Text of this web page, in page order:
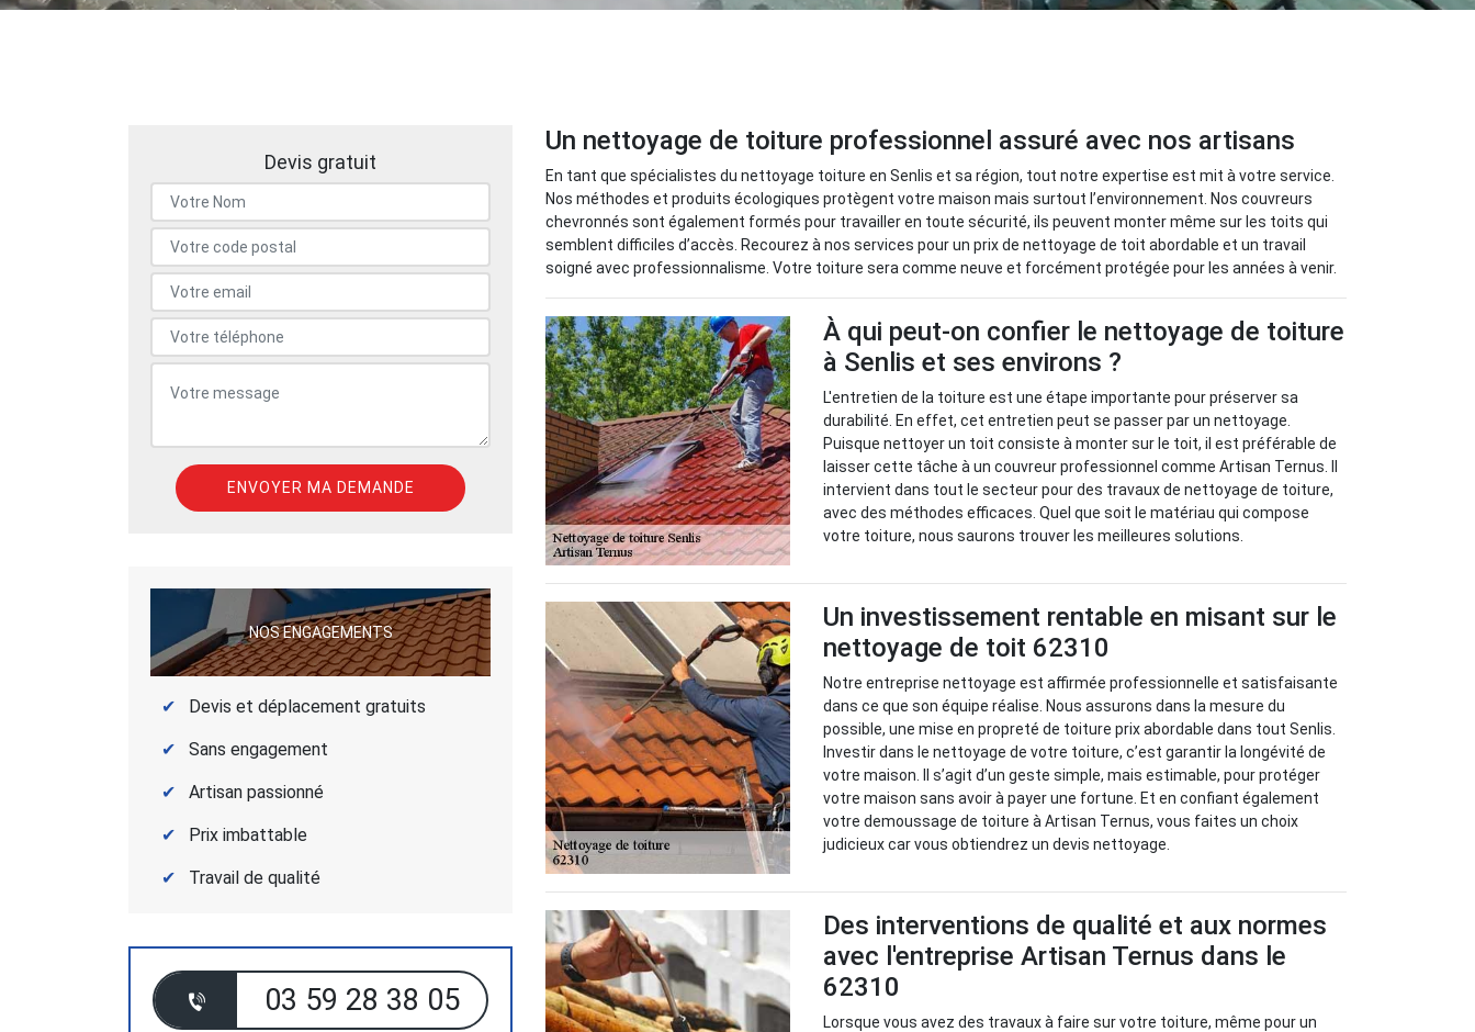
Devis gratuit
NOS ENGAGEMENTS
Devis et déplacement gratuits
Sans engagement
Artisan passionné
Prix imbattable
Travail de qualité
03 59 28 38 05
Un nettoyage de toiture professionnel assuré avec nos artisans
En tant que spécialistes du nettoyage toiture en Senlis et sa région, tout notre expertise est mit à votre service.
Nos méthodes et produits écologiques protègent votre maison mais surtout l’environnement. Nos couvreurs
chevronnés sont également formés pour travailler en toute sécurité, ils peuvent monter même sur les toits qui
semblent difficiles d’accès. Recourez à nos services pour un prix de nettoyage de toit abordable et un travail
soigné avec professionnalisme. Votre toiture sera comme neuve et forcément protégée pour les années à venir.
À qui peut-on confier le nettoyage de toiture
à Senlis et ses environs ?
L'entretien de la toiture est une étape importante pour préserver sa
durabilité. En effet, cet entretien peut se passer par un nettoyage.
Puisque nettoyer un toit consiste à monter sur le toit, il est préférable de
laisser cette tâche à un couvreur professionnel comme Artisan Ternus. Il
intervient dans tout le secteur pour des travaux de nettoyage de toiture,
avec des méthodes efficaces. Quel que soit le matériau qui compose
votre toiture, nous saurons trouver les meilleures solutions.
Un investissement rentable en misant sur le
nettoyage de toit 62310
Notre entreprise nettoyage est affirmée professionnelle et satisfaisante
dans ce que son équipe réalise. Nous assurons dans la mesure du
possible, une mise en propreté de toiture prix abordable dans tout Senlis.
Investir dans le nettoyage de votre toiture, c’est garantir la longévité de
votre maison. Il s’agit d’un geste simple, mais estimable, pour protéger
votre maison sans avoir à payer une fortune. Et en confiant également
votre demoussage de toiture à Artisan Ternus, vous faites un choix
judicieux car vous obtiendrez un devis nettoyage.
Des interventions de qualité et aux normes
avec l'entreprise Artisan Ternus dans le
62310
Lorsque vous avez des travaux à faire sur votre toiture, même pour un